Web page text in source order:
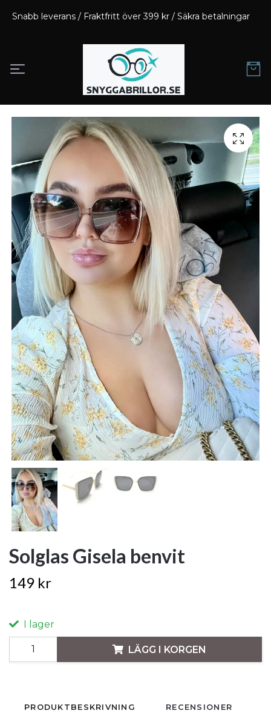
Snabb leverans / Fraktfritt över 399 kr / Säkra betalningar
Solglas Gisela benvit
149 kr
I lager
LÄGG I KORGEN
PRODUKTBESKRIVNING RECENSIONER